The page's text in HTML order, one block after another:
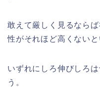
敢えて厳しく見るなら
性がそれほど高くない
いずれにしろ伸びしろ
う。